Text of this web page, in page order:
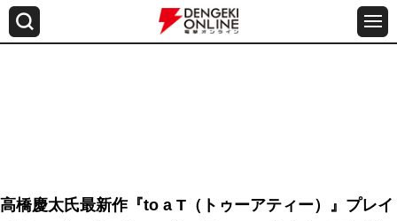
高橋慶太氏最新作『to a T（トゥーアティー）』プレイ